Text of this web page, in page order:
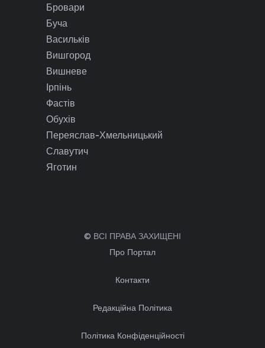
Бровари
Буча
Васильків
Вишгород
Вишневе
Ірпінь
Фастів
Обухів
Переяслав-Хмельницький
Славутич
Яготин
© ВСІ ПРАВА ЗАХИЩЕНІ
Про Портал
Контакти
Редакційна Політика
Політика Конфіденційності